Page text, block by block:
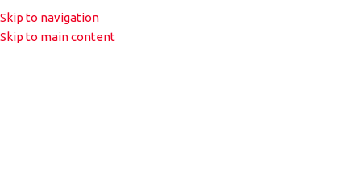
Skip to navigation
Skip to main content
MENU